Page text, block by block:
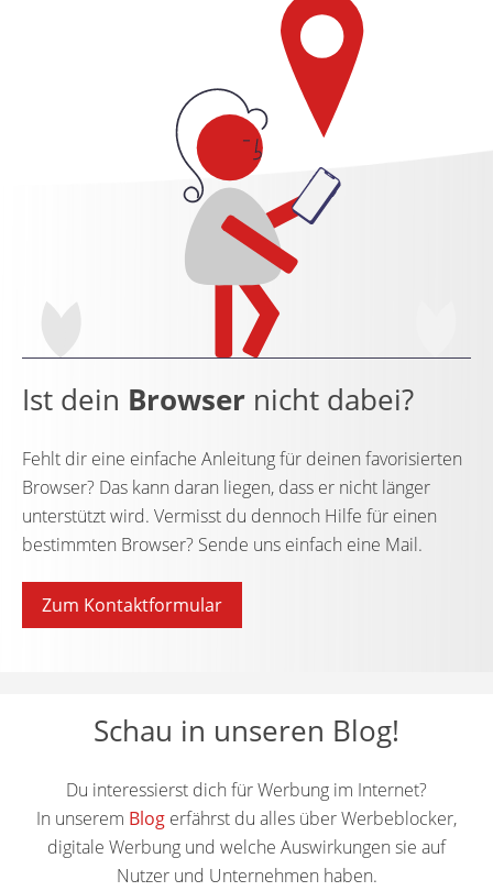
Ist dein Browser nicht dabei?
Fehlt dir eine einfache Anleitung für deinen favorisierten
Browser? Das kann daran liegen, dass er nicht länger
unterstützt wird. Vermisst du dennoch Hilfe für einen
bestimmten Browser? Sende uns einfach eine Mail.
Zum Kontaktformular
Schau in unseren Blog!
Du interessierst dich für Werbung im Internet?
In unserem Blog erfährst du alles über Werbeblocker,
digitale Werbung und welche Auswirkungen sie auf
Nutzer und Unternehmen haben.